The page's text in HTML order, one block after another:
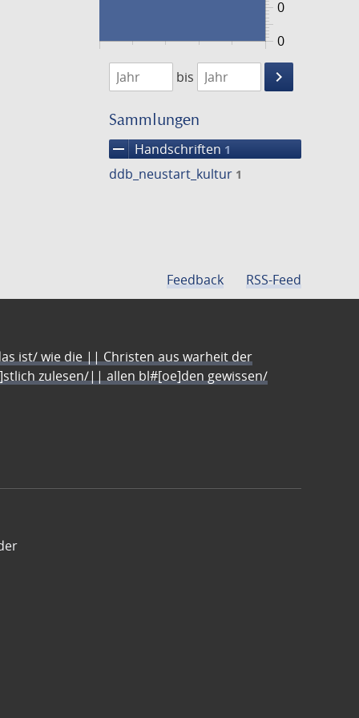
0
0
1474
1475
bis
keyboard_arrow_right
Suche
Sammlungen
remove Handschriften 1
ddb_neustart_kultur 1
Feedback RSS-Feed
ist/ wie die || Christen aus warheit der
zulesen/|| allen bl#[oe]den gewissen/